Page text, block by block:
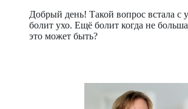
Добрый день! Такой вопрос встала с
болит ухо. Ещё болит когда не
это может быть?